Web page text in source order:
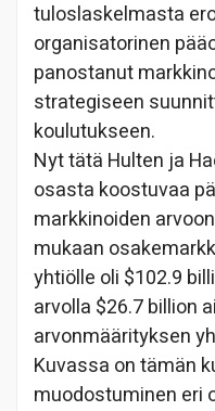
tuloslaskelmasta
organisatorinen
panostanut
strategiseen
koulutukseen.
Nyt tätä Hulten ja
osasta koostuvaa
markkinoiden
mukaan
yhtiölle oli $102.9
arvolla $26.7 billion
arvonmäärityksen
Kuvassa on tämän
muodostuminen eri